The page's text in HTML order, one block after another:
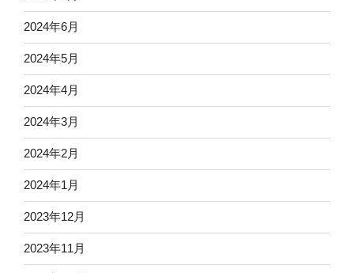
2024年6月
2024年5月
2024年4月
2024年3月
2024年2月
2024年1月
2023年12月
2023年11月